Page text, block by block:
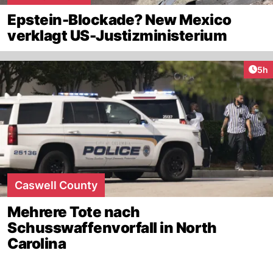
Epstein-Blockade? New Mexico
verklagt US-Justizministerium
5h
Caswell County
Mehrere Tote nach
Schusswaffenvorfall in North
Carolina